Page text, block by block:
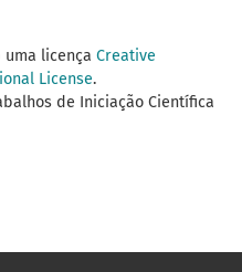
licença Creative
License.
de Iniciação Científica